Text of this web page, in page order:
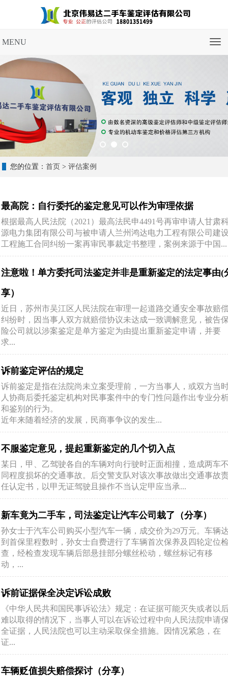
导
MENU
您的位置：首页 >评估案例
最高院：自行委托的鉴定意见可以作为审理依据
根据最高人民法院（2021）最高法民申4491号再审申请人甘肃
源电力集团有限公司与被申请人兰州鸿达电力工程有限公司建
工程施工合同纠纷一案再审民事裁定书整理，案例来源于中国...
注意啦！单方委托司法鉴定并非是重新鉴定的法定事由(
享）
近日，苏州市吴江区人民法院在审理一起道路交通安全事故赔
纠纷时，因当事人双方就赔偿协议未达成一致调解意见，被告
险公司就以涉案鉴定是单方鉴定为由提出重新鉴定申请，并要
求...
诉前鉴定评估的规定
诉前鉴定是指在法院尚未立案受理前，一方当事人，或双方当
人协商后委托鉴定机构对民事案件中的专门性问题作出专业分
和鉴别的行为。
近年来随着经济的发展，民商事争议的发生...
不服鉴定意见，提起重新鉴定的几个切入点
某日，甲、乙驾驶各自的车辆对向行驶时正面相撞，造成两车
同程度损坏的交通事故。后交警支队对该次事故做出交通事故
任认定书，以甲无证驾驶且操作不当认定甲应当承...
新车竟为二手车，司法鉴定让汽车公司栽了（分享）
孙女士于汽车公司购买小型汽车一辆，成交价为29万元。车辆
到首保里程数时，孙女士自费进行了车辆首次保养及四轮定位
查，经检查发现车辆后部悬挂部分螺丝松动，螺丝标记有移
动，...
诉前证据保全决定诉讼成败
《中华人民共和国民事诉讼法》规定：在证据可能灭失或者以
难以取得的情况下，当事人可以在诉讼过程中向人民法院申请
全证据，人民法院也可以主动采取保全措施。因情况紧急，在
证...
车辆贬值损失赔偿探讨（分享）